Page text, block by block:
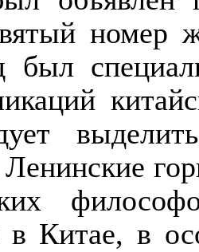
номер
был
в Китае, в